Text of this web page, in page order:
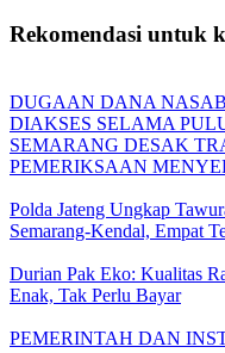
Rekomendasi untuk
DUGAAN DANA
DIAKSES SELAMA
SEMARANG DESAK
PEMERIKSAAN
Polda Jateng Ungkap
Semarang-Kendal, Empat
Durian Pak Eko: Kualitas
Enak, Tak Perlu Bayar
PEMERINTAH DAN